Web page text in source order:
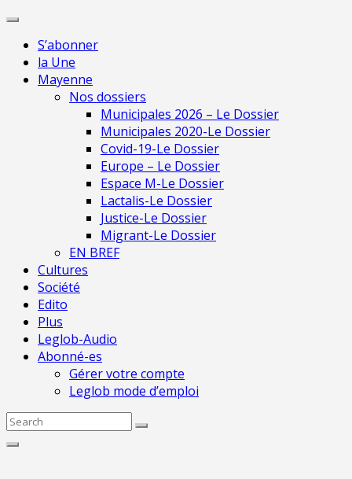
Skip
contentS’abonner
la Une
Mayenne
Nos dossiers
Municipales 2026 – Le Dossier
Municipales 2020-Le Dossier
Covid-19-Le Dossier
Europe – Le Dossier
Espace M-Le Dossier
Lactalis-Le Dossier
Justice-Le Dossier
Migrant-Le Dossier
EN BREF
Cultures
Société
Edito
Plus
Leglob-Audio
Abonné-es
Gérer votre compte
Leglob mode d’emploi
Search